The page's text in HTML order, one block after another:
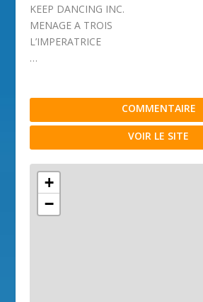
KEEP DANCING INC.
MENAGE A TROIS
L’IMPERATRICE
…
COMMENTAIRE
VOIR LE SITE
+
−